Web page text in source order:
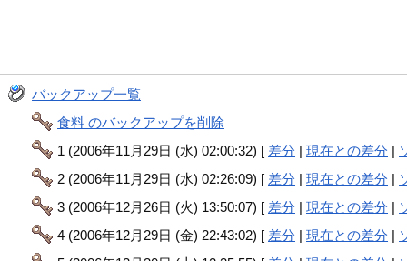
バックアップ一覧
食料 のバックアップを削除
1 (2006年11月29日 (水) 02:00:32) [ 差分 |現在との差分 |
2 (2006年11月29日 (水) 02:26:09) [ 差分 |現在との差分 |
3 (2006年12月26日 (火) 13:50:07) [ 差分 |現在との差分 |
4 (2006年12月29日 (金) 22:43:02) [ 差分 |現在との差分 |